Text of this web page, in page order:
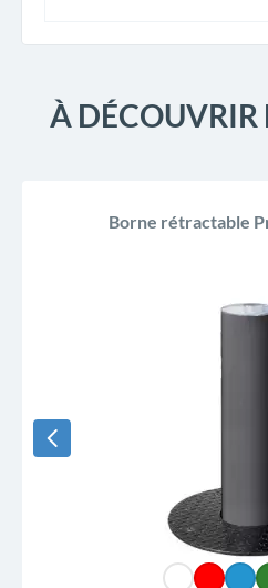
À DÉCOUVRIR
Borne rétractable